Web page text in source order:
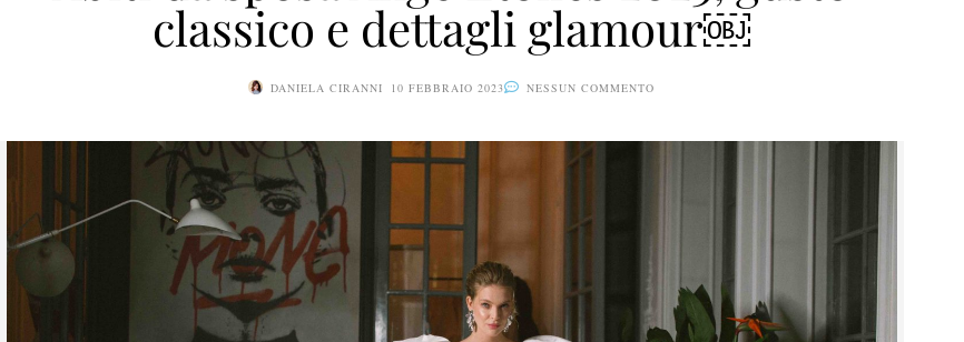
classico e dettagli glamour￼
DANIELA CIRANNI 10 FEBBRAIO 2023 NESSUN COMMENTO